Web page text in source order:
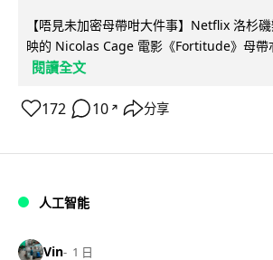
【唔見未加密母帶咁大件事】Netflix 洛杉
映的 Nicolas Cage 電影《Fortitude》母帶
閱讀全文
172 10 ↗ 分享
人工智能
Vin 1 日